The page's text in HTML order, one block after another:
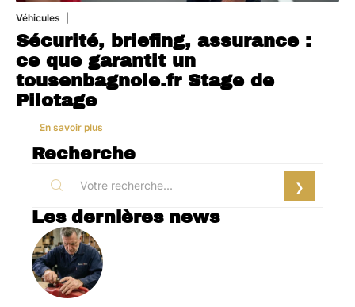
Véhicules
Sécurité, briefing, assurance :
ce que garantit un
tousenbagnole.fr Stage de
Pilotage
En savoir plus
Recherche
Les dernières news